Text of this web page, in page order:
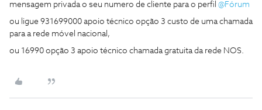
mensagem privada o seu numero de cliente para o perfil @Fórum
ou ligue 931699000 apoio técnico opção 3 custo de uma chamada
para a rede móvel nacional,
ou 16990 opção 3 apoio técnico chamada gratuita da rede NOS.